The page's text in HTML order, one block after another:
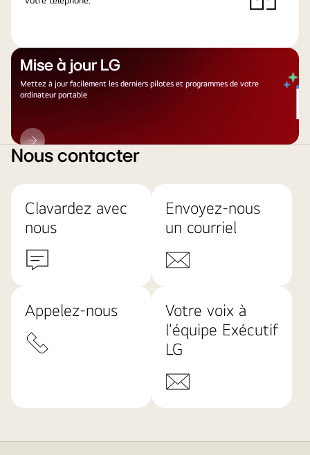
Mise à jour LG
Mettez à jour facilement les derniers pilotes et programmes de votre
ordinateur portable
Mise
à
LG
Nous contacter
Clavardez avec
nous
Envoyez-nous
un courriel
Appelez-nous
Votre voix à
l'équipe Exécutif
LG